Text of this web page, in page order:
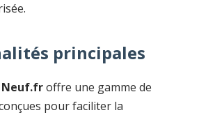
principales
Neuf.froffre une gamme de
pour faciliter la